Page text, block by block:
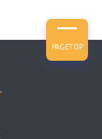
PAGETOP